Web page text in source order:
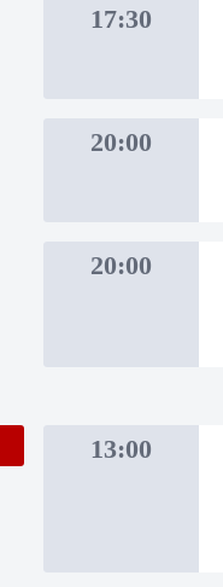
17:30
20:00
20:00
13:00